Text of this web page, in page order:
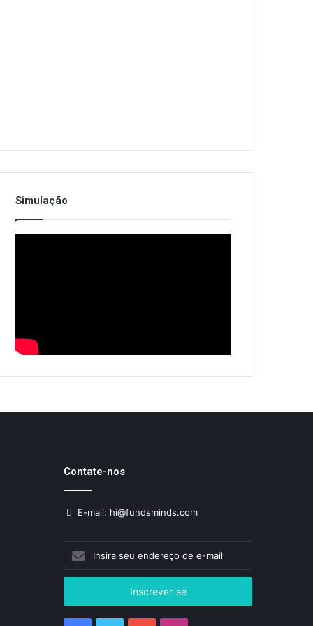
Simulação
Contate-nos
E-mail: hi@fundsminds.com
Insira
seu
endereço
e-
mail